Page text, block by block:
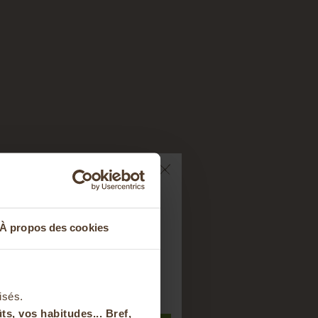
À propos des cookies
vos habitudes... Bref,
?
sur votre
notre newsletter